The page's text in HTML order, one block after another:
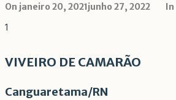
On janeiro 20, 2021junho 27, 2022 In
1
VIVEIRO DE CAMARÃO
Canguaretama/RN